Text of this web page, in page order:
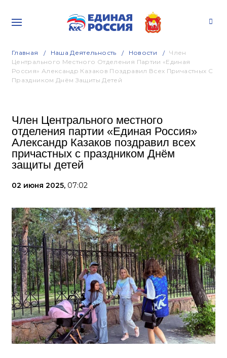
Главная Наша Деятельность Новости
Член
Центрального Местного Отделения Партии «Единая
Россия» Александр Казаков Поздравил Всех Причастных С
Праздником Днём Защиты Детей
Член Центрального местного
отделения партии «Единая Россия»
Александр Казаков поздравил всех
причастных с праздником Днём
защиты детей
02 июня 2025, 07:02